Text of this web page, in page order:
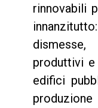
rinnovabili
produttivi
edifici